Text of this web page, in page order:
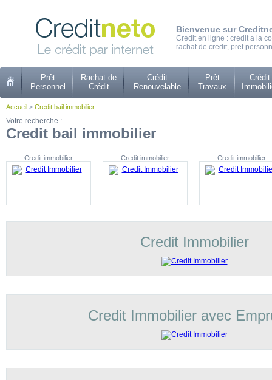
Bienvenue sur
Credit en ligne : credit a la
rachat de credit, pret
Prêt
Personnel
Rachat de
Crédit
Crédit
Renouvelable
Prêt
Travaux
Crédit
Accueil > Credit bail immobilier
Votre recherche :
Credit bail immobilier
Credit immobilier Credit immobilier Credit immobilier
Credit Immobilier
Credit Immobilier avec